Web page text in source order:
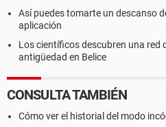
Así puedes tomarte un descanso
aplicación
Los científicos descubren una red
antigüedad en Belice
CONSULTA TAMBIÉN
Cómo ver el historial del modo